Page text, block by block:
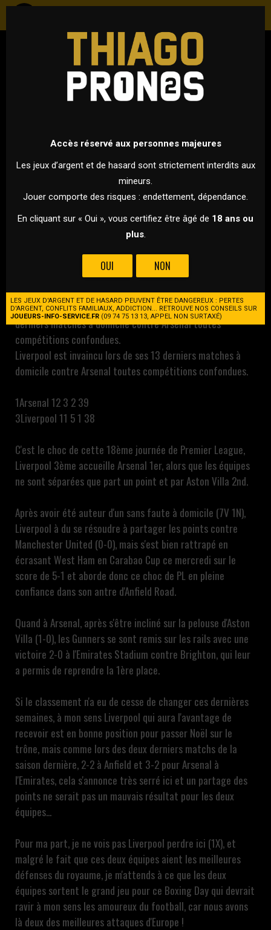
FOOTBALL
ANGLETERRE - PREMIER LEAGUE
23 DÉCEMBRE 2023 À 18H30
VS
POUR CETTE 18ÈME JOURNÉE DE PREMIER LEAGUE, LIVERPOOL
REÇOIT ARSENAL À ANFIELD ROAD, AVEC EN JEU LA 1ÈRE PLACE !
Liverpool a inscrit plus de 2,5 buts lors de 11 de ses 13
derniers matches à domicile contre Arsenal toutes
compétitions confondues.
Liverpool a marqué au moins 2 buts lors de 11 de ses 13
derniers matches à domicile contre Arsenal toutes
compétitions confondues.
Liverpool est invaincu lors de ses 13 derniers matches à
domicile contre Arsenal toutes compétitions confondues.
1Arsenal 12 3 2 39
3Liverpool 11 5 1 38
C'est le choc de cette 18ème journée de Premier League,
Liverpool 3ème accueille Arsenal 1er, alors que les équipes
ne sont séparées que part un point et par Aston Villa 2nd.
Après avoir été auteur d'un sans faute à domicile (7V 1N),
Liverpool à du se résoudre à partager les points contre
Manchester United (0-0), mais s'est bien rattrapé en
écrasant West Ham en Carabao Cup ce mercredi sur le
score de 5-1 et aborde donc ce choc de PL en pleine
confiance dans son antre d'Anfield Road.
Quand à Arsenal, après s'être incliné sur la pelouse d'Aston
Villa (1-0), les Gunners se sont remis sur les rails avec une
victoire 2-0 à l'Emirates Stadium contre Brighton, qui leur
a permis de reprendre la 1ère place.
Si le classement n'a eu de cesse de changer ces dernières
semaines, à mon sens Liverpool qui aura l'avantage de
recevoir est en bonne position pour passer Noël sur le
trône, mais comme lors des deux derniers matchs de la
saison dernière, 2-2 à Anfield et 3-2 pour Arsenal à
l'Emirates, cela s'annonce très serré ici et un partage des
points ne serait pas un mauvais résultat pour les deux
équipes...
Pour ma part, je ne vois pas Liverpool perdre ici (1X), et
malgré le fait que ces deux équipes aient les meilleures
défenses du royaume, je m'attends à ce que les deux
équipes sortent le grand jeu pour ce Boxing Day qui devrait
ravir à mon sens les amoureux du football, car nous avons
là deux des meilleures attaques d'Europe !
Accès réservé aux personnes majeures
Les jeux d’argent et de hasard sont strictement interdits aux
mineurs.
Jouer comporte des risques : endettement, dépendance.
En cliquant sur « Oui », vous certifiez être âgé de 18 ans ou
plus.
OUI NON
LES JEUX D'ARGENT ET DE HASARD PEUVENT ÊTRE DANGEREUX : PERTES
D'ARGENT, CONFLITS FAMILIAUX, ADDICTION... RETROUVE NOS CONSEILS SUR
JOUEURS-INFO-SERVICE.FR (09 74 75 13 13, APPEL NON SURTAXÉ)